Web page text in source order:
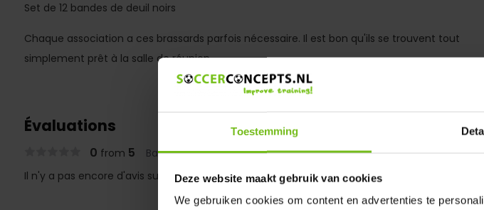
Toestemming
Deze website maakt gebruik van cookies
We gebruiken cookies om content en advertenties te
Set de 12 bandes de deuil noirs
Chaque association a ces brassards parfois nécessaire. Il est bon qu'ils se trouvent tout
simplement prêt à la salle de réunion.
Évaluations
0 from 5 Based on 0 reviews
Il n'y a pas encore d'avis sur ce produit..